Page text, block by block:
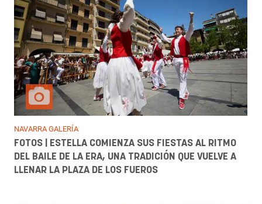
NAVARRA GALERÍA
FOTOS | ESTELLA COMIENZA SUS FIESTAS AL RITMO
DEL BAILE DE LA ERA, UNA TRADICIÓN QUE VUELVE A
LLENAR LA PLAZA DE LOS FUEROS